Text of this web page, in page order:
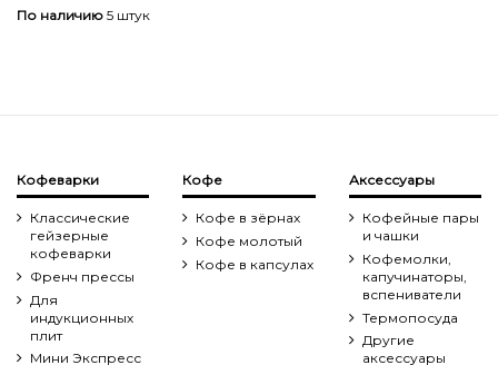
По наличию 5 штук
Кофеварки
Классические
гейзерные
кофеварки
Френч прессы
Для
индукционных
плит
Мини Экспресс
Кофе
Кофе в зёрнах
Кофе молотый
Кофе в капсулах
Аксессуары
Кофейные пары
и чашки
Кофемолки,
капучинаторы,
вспениватели
Термопосуда
Другие
аксессуары